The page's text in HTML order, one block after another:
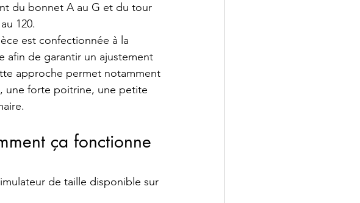
du bonnet A au G et du tour
120.
est confectionnée à la
afin de garantir un ajustement
approche permet notamment
une forte poitrine, une petite
ça fonctionne
de taille disponible sur